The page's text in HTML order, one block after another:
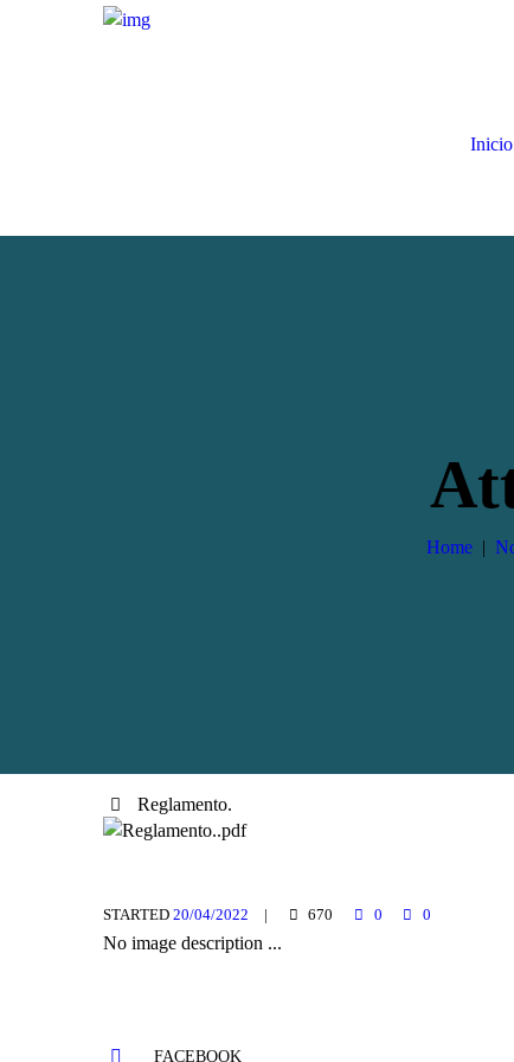
Inicio
Home
Reglamento.
STARTED 20/04/2022 670 0 0
No image description ...
FACEBOOK